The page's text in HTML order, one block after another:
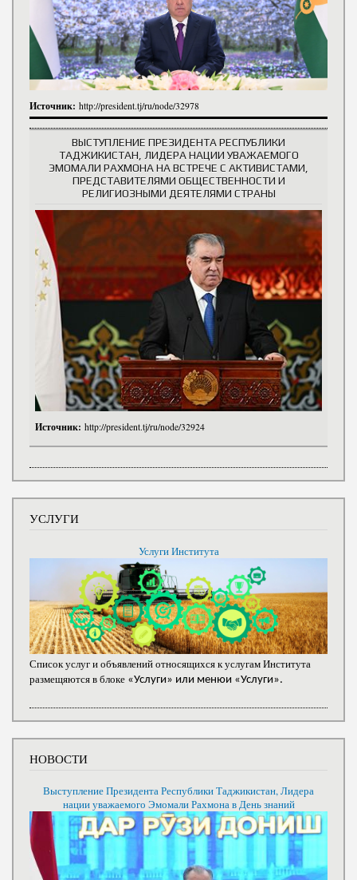
Источник: http://president.tj/ru/node/32978
ВЫСТУПЛЕНИЕ ПРЕЗИДЕНТА РЕСПУБЛИКИ
ТАДЖИКИСТАН, ЛИДЕРА НАЦИИ УВАЖАЕМОГО
ЭМОМАЛИ РАХМОНА НА ВСТРЕЧЕ С АКТИВИСТАМИ,
ПРЕДСТАВИТЕЛЯМИ ОБЩЕСТВЕННОСТИ И
РЕЛИГИОЗНЫМИ ДЕЯТЕЛЯМИ СТРАНЫ
Источник: http://president.tj/ru/node/32924
УСЛУГИ
Услуги Института
Список услуг и объявлений относящихся к услугам Института
размещяются в блоке «Услуги» или менюи «Услуги».
НОВОСТИ
Выступление Президента Республики Таджикистан, Лидера
нации уважаемого Эмомали Рахмона в День знаний